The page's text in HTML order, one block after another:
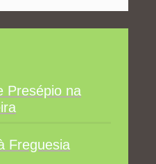
Presépio na
Freguesia